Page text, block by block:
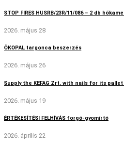
STOP FIRES HUSRB/23R/11/086 – 2 db
2026. május 28
ÖKOPAL targonca beszerzés
2026. május 26
Supply the KEFAG Zrt. with nails for its
2026. május 19
ÉRTÉKESÍTÉSI FELHÍVÁS forgó-gyomírtó
2026. április 22